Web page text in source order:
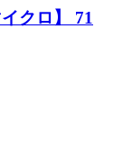
クロ】 71